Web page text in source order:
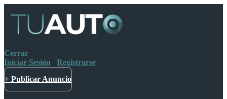
Cerrar
Iniciar Sesión
Registrarse
+ Publicar Anuncio